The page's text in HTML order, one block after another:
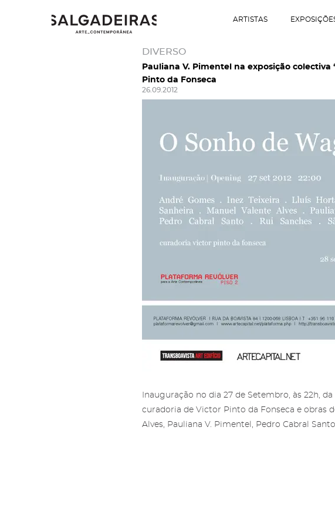
ARTISTAS
DIVERSO
Pauliana V. Pimentel na exposição
Pinto da Fonseca
26.09.2012
Inauguração no dia 27 de Setembro, às 22h,
curadoria de Victor Pinto da Fonseca e obras
Alves, Pauliana V. Pimentel, Pedro Cabral
Subscreva a
Galeria das
nossas notícias.